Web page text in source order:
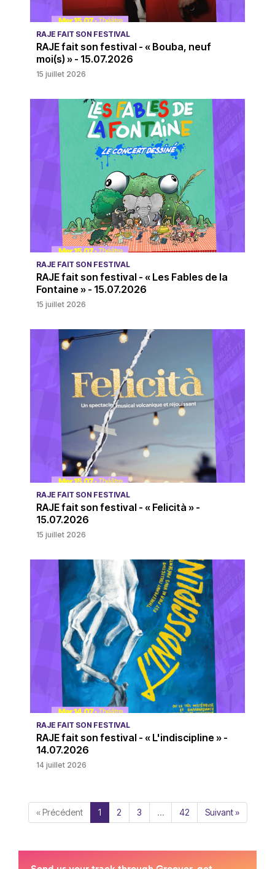
RAJE FAIT SON FESTIVAL
RAJE fait son festival - « Bouba, neuf
moi(s) » - 15.07.2026
15 juillet 2026
RAJE FAIT SON FESTIVAL
RAJE fait son festival - « Les Fables de la
Fontaine » - 15.07.2026
15 juillet 2026
RAJE FAIT SON FESTIVAL
RAJE fait son festival - « Felicità » -
15.07.2026
15 juillet 2026
RAJE FAIT SON FESTIVAL
RAJE fait son festival - « L'indiscipline » -
14.07.2026
14 juillet 2026
« Précédent 1 2 3 … 42 Suivant »